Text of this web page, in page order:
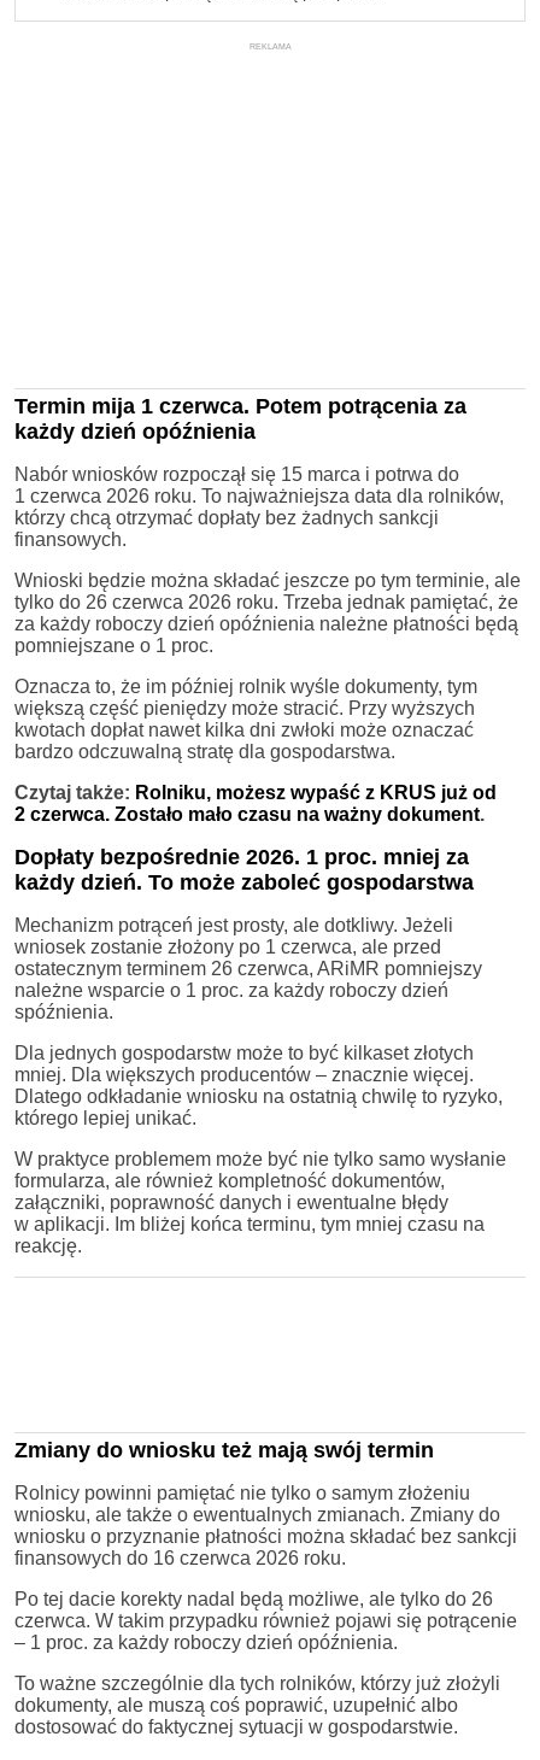
REKLAMA
Termin mija 1 czerwca. Potem potrącenia za
każdy dzień opóźnienia
Nabór wniosków rozpoczął się 15 marca i potrwa do
1 czerwca 2026 roku. To najważniejsza data dla rolników,
którzy chcą otrzymać dopłaty bez żadnych sankcji
finansowych.
Wnioski będzie można składać jeszcze po tym terminie, ale
tylko do 26 czerwca 2026 roku. Trzeba jednak pamiętać, że
za każdy roboczy dzień opóźnienia należne płatności będą
pomniejszane o 1 proc.
Oznacza to, że im później rolnik wyśle dokumenty, tym
większą część pieniędzy może stracić. Przy wyższych
kwotach dopłat nawet kilka dni zwłoki może oznaczać
bardzo odczuwalną stratę dla gospodarstwa.
Czytaj także: Rolniku, możesz wypaść z KRUS już od
2 czerwca. Zostało mało czasu na ważny dokument.
Dopłaty bezpośrednie 2026. 1 proc. mniej za
każdy dzień. To może zaboleć gospodarstwa
Mechanizm potrąceń jest prosty, ale dotkliwy. Jeżeli
wniosek zostanie złożony po 1 czerwca, ale przed
ostatecznym terminem 26 czerwca, ARiMR pomniejszy
należne wsparcie o 1 proc. za każdy roboczy dzień
spóźnienia.
Dla jednych gospodarstw może to być kilkaset złotych
mniej. Dla większych producentów – znacznie więcej.
Dlatego odkładanie wniosku na ostatnią chwilę to ryzyko,
którego lepiej unikać.
W praktyce problemem może być nie tylko samo wysłanie
formularza, ale również kompletność dokumentów,
załączniki, poprawność danych i ewentualne błędy
w aplikacji. Im bliżej końca terminu, tym mniej czasu na
reakcję.
Zmiany do wniosku też mają swój termin
Rolnicy powinni pamiętać nie tylko o samym złożeniu
wniosku, ale także o ewentualnych zmianach. Zmiany do
wniosku o przyznanie płatności można składać bez sankcji
finansowych do 16 czerwca 2026 roku.
Po tej dacie korekty nadal będą możliwe, ale tylko do 26
czerwca. W takim przypadku również pojawi się potrącenie
– 1 proc. za każdy roboczy dzień opóźnienia.
To ważne szczególnie dla tych rolników, którzy już złożyli
dokumenty, ale muszą coś poprawić, uzupełnić albo
dostosować do faktycznej sytuacji w gospodarstwie.